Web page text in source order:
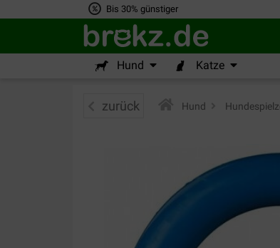
Bis 30% günstiger
Hund Katze
zurück Hund